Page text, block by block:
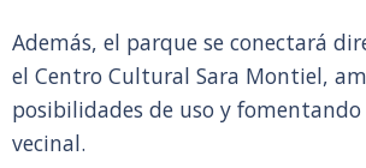
Además, el parque se conectará
el Centro Cultural Sara Montiel,
posibilidades de uso y
vecinal.